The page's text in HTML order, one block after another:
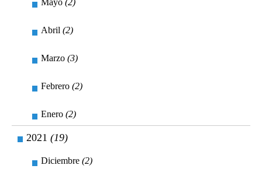
Mayo (2)
Abril (2)
Marzo (3)
Febrero (2)
Enero (2)
2021 (19)
Diciembre (2)